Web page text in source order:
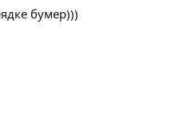
бумер)))